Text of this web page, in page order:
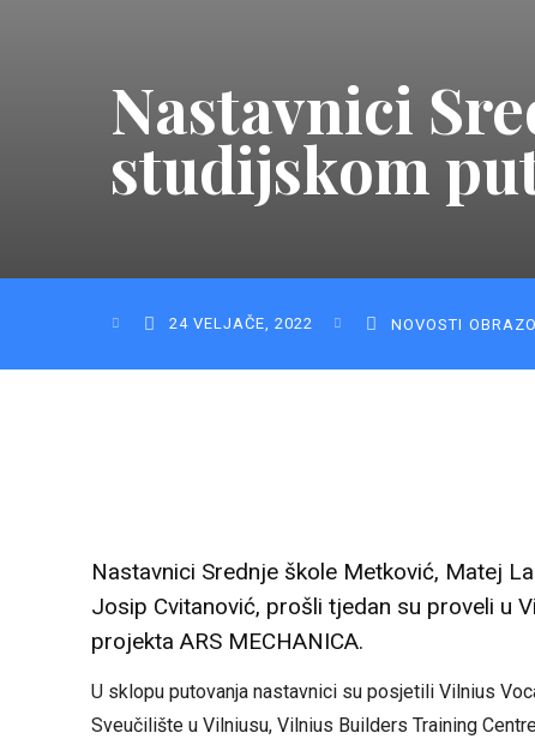
Nastavnici
studijskom
24 VELJAČE, 2022 NOVOSTI
Nastavnici Srednje škole Metković, Matej
Josip Cvitanović, prošli tjedan su proveli u
projekta ARS MECHANICA.
U sklopu putovanja nastavnici su posjetili Vilnius
Sveučilište u Vilniusu, Vilnius Builders Training